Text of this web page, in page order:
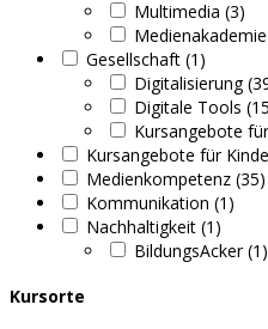
Multimedia (3)
Gesellschaft (1)
Digitalisierung
Digitale Tools
Kursangebote
Kursangebote für
Medienkompetenz (35)
Kommunikation (1)
Nachhaltigkeit (1)
BildungsAcker (1)
Kursorte